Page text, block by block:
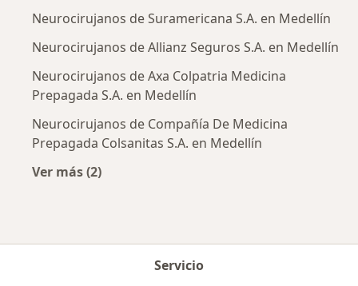
Neurocirujanos de Suramericana S.A. en Medellín
Neurocirujanos de Allianz Seguros S.A. en Medellín
Neurocirujanos de Axa Colpatria Medicina
Prepagada S.A. en Medellín
Neurocirujanos de Compañía De Medicina
Prepagada Colsanitas S.A. en Medellín
Ver más (2)
Servicio